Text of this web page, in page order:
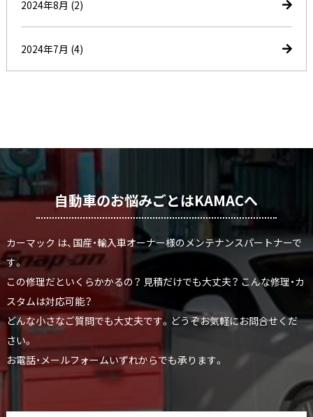
2024年8月 (2)
2024年7月 (4)
自動車のお悩みごとはKAMACへ
カーマック は、国産・輸入車オーナー様のメンテナンスパートナーで
す。
この修理だといくらかかるの？ 見積だけでも大丈夫？ こんな修理・カ
スタムは対応可能？
どんな小さなご質問でも大丈夫です。どうぞお気軽にお問合せくだ
さい。
お電話・メールフォームいずれからでも承ります。